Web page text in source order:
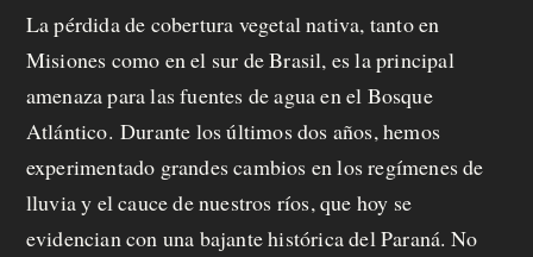
La pérdida de cobertura vegetal nativa, tanto en
Misiones como en el sur de Brasil, es la principal
amenaza para las fuentes de agua en el Bosque
Atlántico. Durante los últimos dos años, hemos
experimentado grandes cambios en los regímenes de
lluvia y el cauce de nuestros ríos, que hoy se
evidencian con una bajante histórica del Paraná. No